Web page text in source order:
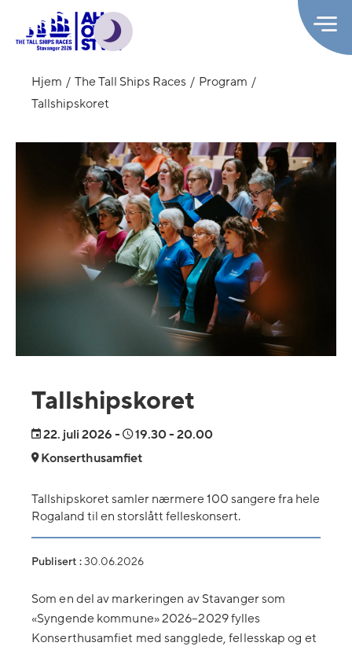
Hjem The Tall Ships Races
Program
Tallshipskoret
Tallshipskoret
22. juli 2026 - 19.30- 20.00
Konserthusamfiet
Tallshipskoret samler nærmere 100 sangere fra hele
Rogaland til en storslått felleskonsert.
Publisert : 30.06.2026
Som en del av markeringen av Stavanger som
«Syngende kommune» 2026–2029 fylles
Konserthusamfiet med sangglede, fellesskap og et